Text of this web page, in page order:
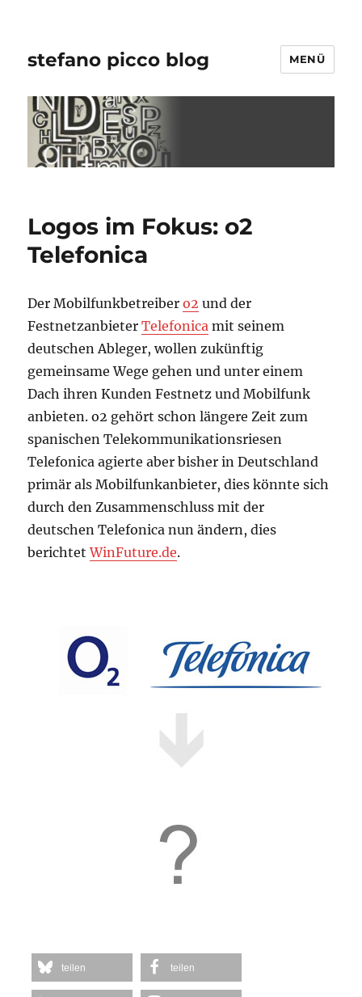
stefano picco blog MENÜ
Logos im Fokus: o2
Telefonica
Der Mobilfunkbetreibero2 und der
FestnetzanbieterTelefonica mit seinem
deutschen Ableger, wollen zukünftig
gemeinsame Wege gehen und unter einem
Dach ihren Kunden Festnetz und Mobilfunk
anbieten. o2 gehört schon längere Zeit zum
spanischen Telekommunikationsriesen
Telefonica agierte aber bisher in Deutschland
primär als Mobilfunkanbieter, dies könnte sich
durch den Zusammenschluss mit der
deutschen Telefonica nun ändern, dies
berichtetWinFuture.de.
teilen teilen